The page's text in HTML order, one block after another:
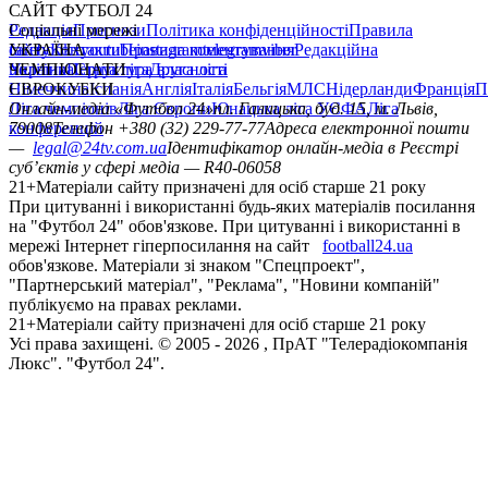
САЙТ ФУТБОЛ 24
РедакціяПрогнозиПолітика конфіденційностіПравила
сайтуКонтактиПравила коментуванняРедакційна
політикаСтруктура власності
Соціальні мережі
facebookxyoutubeinstagramtelegramviber
УКРАЇНА
УкраїнаПерша лігаДруга ліга
ЧЕМПІОНАТИ
НімеччинаІспаніяАнгліяІталіяБельгіяМЛСНідерландиФранція
ЄВРОКУБКИ
Ліга чемпіонівЛіга ЄвропиЮнацька ліга УЄФАЛіга
конференцій
Онлайн-медіа «Футбол 24»пл. Галицька, буд. 15, м. Львів,
79008Телефон +380 (32) 229-77-77Адреса електронної пошти
— legal@24tv.com.uaІдентифікатор онлайн-медіа в Реєстрі
суб’єктів у сфері медіа — R40-06058
21+Матеріали сайту призначені для осіб старше 21 року
При цитуванні і використанні будь-яких матеріалів посилання
на "Футбол 24" обов'язкове. При цитуванні і використанні в
мережі Інтернет гіперпосилання на сайт
football24.ua
обов'язкове. Матеріали зі знаком "Спецпроект",
"Партнерський матеріал", "Реклама", "Новини компаній"
публікуємо на правах реклами.
21+Матеріали сайту призначені для осіб старше 21 року
Усi права захищенi. © 2005 - 2026 , ПрАТ "Телерадіокомпанія
Люкс". "Футбол 24".